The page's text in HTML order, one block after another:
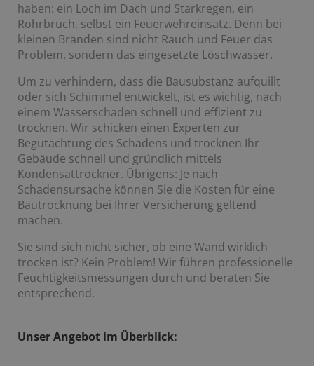
haben: ein Loch im Dach und Starkregen, ein
Rohrbruch, selbst ein Feuerwehreinsatz. Denn bei
kleinen Bränden sind nicht Rauch und Feuer das
Problem, sondern das eingesetzte Löschwasser.
Um zu verhindern, dass die Bausubstanz aufquillt
oder sich Schimmel entwickelt, ist es wichtig, nach
einem Wasserschaden schnell und effizient zu
trocknen. Wir schicken einen Experten zur
Begutachtung des Schadens und trocknen Ihr
Gebäude schnell und gründlich mittels
Kondensattrockner. Übrigens: Je nach
Schadensursache können Sie die Kosten für eine
Bautrocknung bei Ihrer Versicherung geltend
machen.
Sie sind sich nicht sicher, ob eine Wand wirklich
trocken ist? Kein Problem! Wir führen professionelle
Feuchtigkeitsmessungen durch und beraten Sie
entsprechend.
Unser Angebot im Überblick: